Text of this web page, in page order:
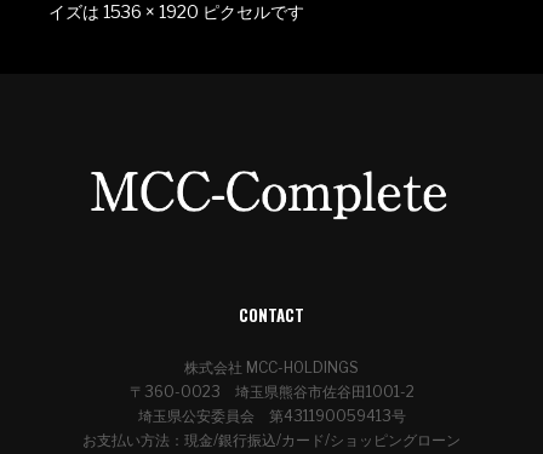
イズは 1536 × 1920 ピクセルです
CONTACT
株式会社 MCC-HOLDINGS
〒360-0023 埼玉県熊谷市佐谷田1001-2
埼玉県公安委員会 第431190059413号
お支払い方法：現金/銀行振込/カード/ショッピングローン